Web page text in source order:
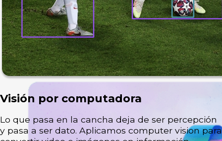
Visión por computadora
Lo que pasa en la cancha deja de ser percepción
y pasa a ser dato. Aplicamos computer vision para